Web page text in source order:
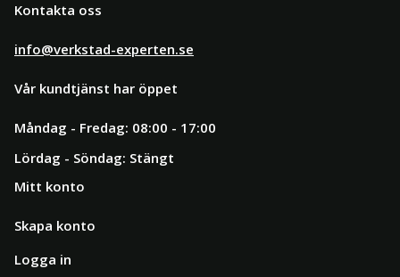
Kontakta oss
info@verkstad-experten.se
Vår kundtjänst har öppet
Måndag - Fredag: 08:00 - 17:00
Lördag - Söndag: Stängt
Mitt konto
Skapa konto
Logga in